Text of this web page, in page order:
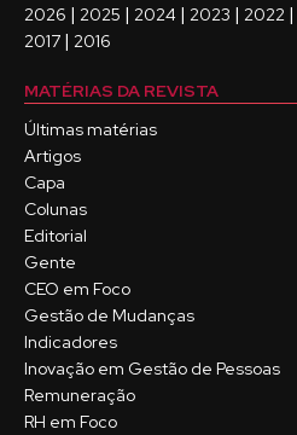
2026 | 2025 | 2024 | 2023 | 2022 |
2017 | 2016
MATÉRIAS DA REVISTA
Últimas matérias
Artigos
Capa
Colunas
Editorial
Gente
CEO em Foco
Gestão de Mudanças
Indicadores
Inovação em Gestão de Pessoas
Remuneração
RH em Foco